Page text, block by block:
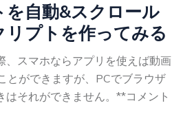
自動&スクロール
プトを作ってみる
、スマホならアプリを使えば動画
とができますが、PCでブラウザ
はそれができません。**コメント